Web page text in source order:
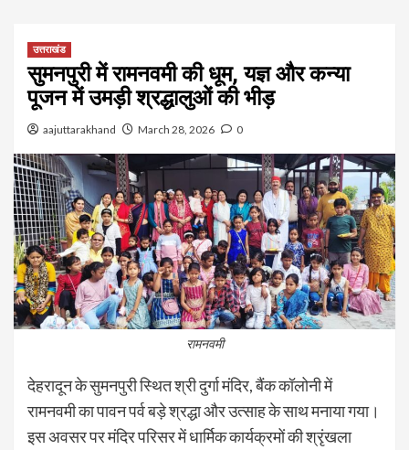
उत्तराखंड
सुमनपुरी में रामनवमी की धूम, यज्ञ और कन्या
पूजन में उमड़ी श्रद्धालुओं की भीड़
aajuttarakhand March 28, 2026 0
रामनवमी
देहरादून के सुमनपुरी स्थित श्री दुर्गा मंदिर, बैंक कॉलोनी में
रामनवमी का पावन पर्व बड़े श्रद्धा और उत्साह के साथ मनाया गया।
इस अवसर पर मंदिर परिसर में धार्मिक कार्यक्रमों की श्रृंखला